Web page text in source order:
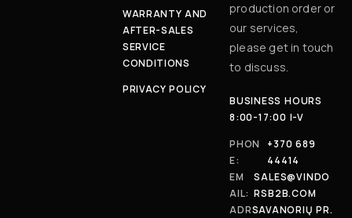
WARRANTY AND
AFTER-SALES
SERVICE
CONDITIONS
PRIVACY POLICY
production order or
our services,
please get in touch
to discuss.
BUSINESS HOURS
8:00-17:00 I-V
PHON
E:
+370 689
44414
EM
AIL:
SALES@VINDO
RSB2B.COM
ADRSAVANORIŲ PR.